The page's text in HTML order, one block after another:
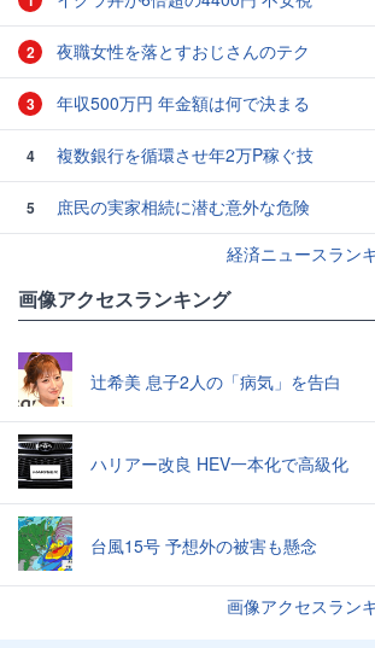
2 夜職女性を落とすおじさんのテク
3 年収500万円 年金額は何で決まる
4 複数銀行を循環させ年2万P稼ぐ技
5
庶民の実家相続に潜む意外な危険
経済ニュースラン
画像アクセスランキング
辻希美 息子2人の「病気」を告白
ハリアー改良 HEV一本化で高級化
台風15号 予想外の被害も懸念
画像アクセスラン